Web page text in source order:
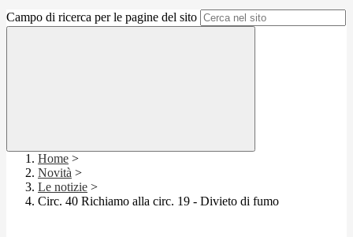
Campo di ricerca per le pagine del sito
Home >
Novità >
Le notizie >
Circ. 40 Richiamo alla circ. 19 - Divieto di fumo